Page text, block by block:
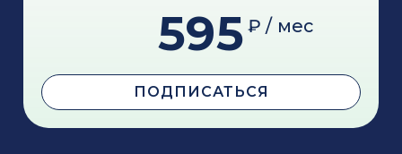
595 ₽ / мес
ПОДПИСАТЬСЯ